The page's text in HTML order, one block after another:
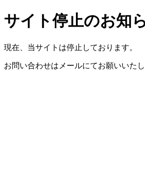
サイト停止のお知
現在、当サイトは停止しております。
お問い合わせはメールにてお願いいたし